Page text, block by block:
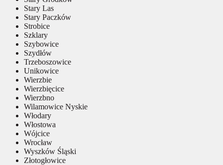
Stary Las
Stary Paczków
Strobice
Szklary
Szybowice
Szydłów
Trzeboszowice
Unikowice
Wierzbie
Wierzbięcice
Wierzbno
Wilamowice Nyskie
Włodary
Włostowa
Wójcice
Wrocław
Wyszków Śląski
Złotogłowice